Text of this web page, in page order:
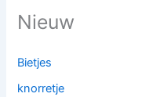
Nieuw
Bietjes
knorretje